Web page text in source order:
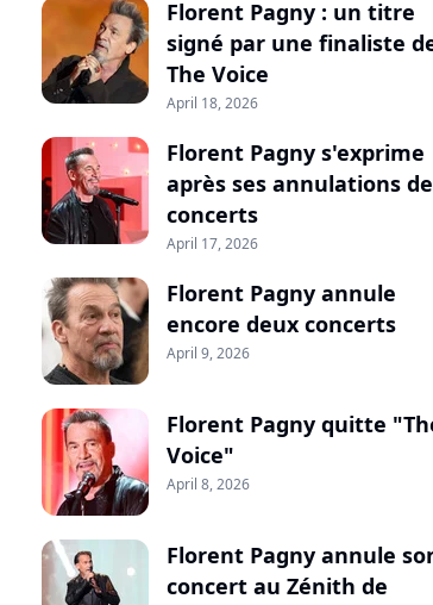
Florent Pagny : un titre
signé par une finaliste
The Voice
April 18, 2026
Florent Pagny s'exprime
après ses annulations de
concerts
April 17, 2026
Florent Pagny annule
encore deux concerts
April 9, 2026
Florent Pagny quitte
Voice"
April 8, 2026
Florent Pagny annule
concert au Zénith de